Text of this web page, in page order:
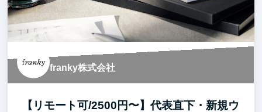
franky株式会社
【リモート可/2500円〜】代表直下・新規ウ